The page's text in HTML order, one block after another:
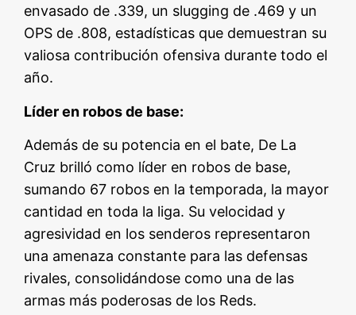
envasado de .339, un slugging de .469 y un
OPS de .808, estadísticas que demuestran su
valiosa contribución ofensiva durante todo el
año.
Líder en robos de base:
Además de su potencia en el bate, De La
Cruz brilló como líder en robos de base,
sumando 67 robos en la temporada, la mayor
cantidad en toda la liga. Su velocidad y
agresividad en los senderos representaron
una amenaza constante para las defensas
rivales, consolidándose como una de las
armas más poderosas de los Reds.